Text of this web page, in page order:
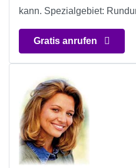
kann. Spezialgebiet:
Gratis anrufen